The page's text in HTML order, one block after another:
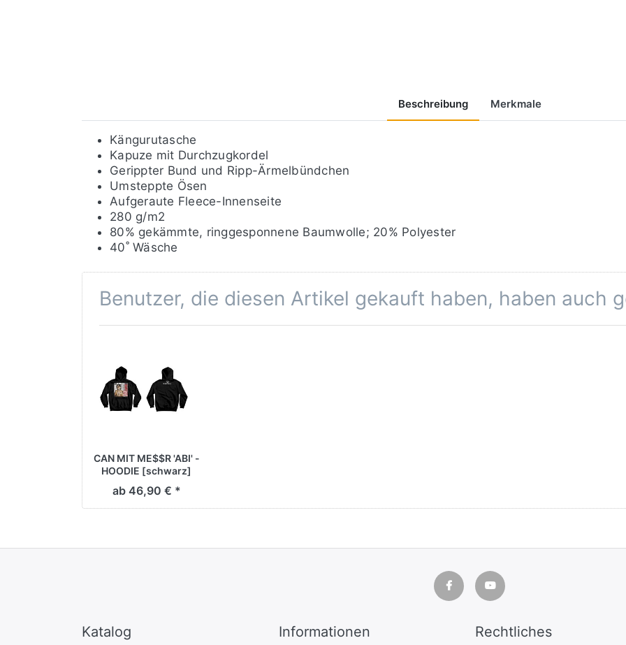
Beschreibung Merkmale
Kängurutasche
Kapuze mit Durchzugkordel
Gerippter Bund und Ripp-Ärmelbündchen
Umsteppte Ösen
Aufgeraute Fleece-Innenseite
280 g/m2
80% gekämmte, ringgesponnene Baumwolle; 20% Polyester
40˚ Wäsche
Benutzer, die diesen Artikel gekauft haben, haben auch
CAN MIT ME$$R 'ABI' -
HOODIE [schwarz]
ab 46,90 € *
Katalog Informationen Rechtliches